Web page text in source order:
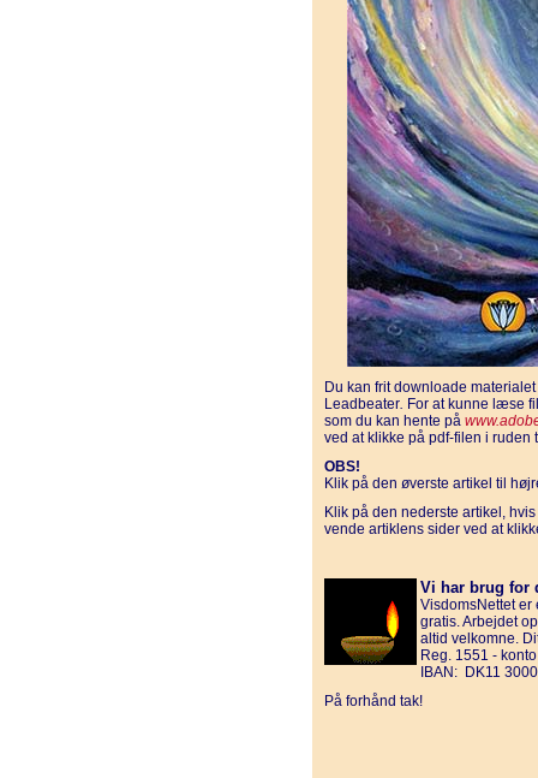
Du kan frit downloade materialet
Leadbeater. For at kunne læse
som du kan hente på
ved at klikke på pdf-filen i ruden
OBS!
Klik på den øverste artikel til
Klik på den nederste artikel,
vende artiklens sider ved at
Vi har brug for
VisdomsNettet er
gratis. Arbejdet
altid velkomne.
Reg. 1551 -
IBAN: DK11
På forhånd tak!